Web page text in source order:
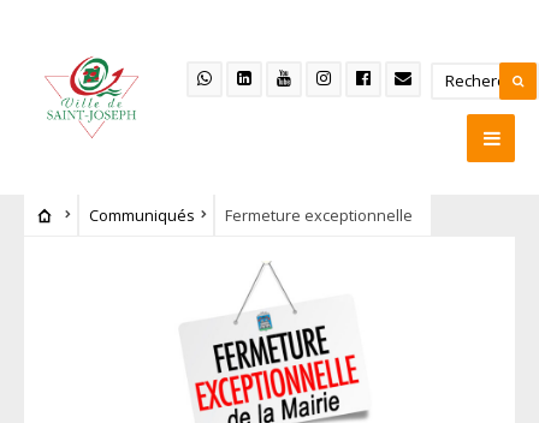
Communiqués Fermeture exceptionnelle